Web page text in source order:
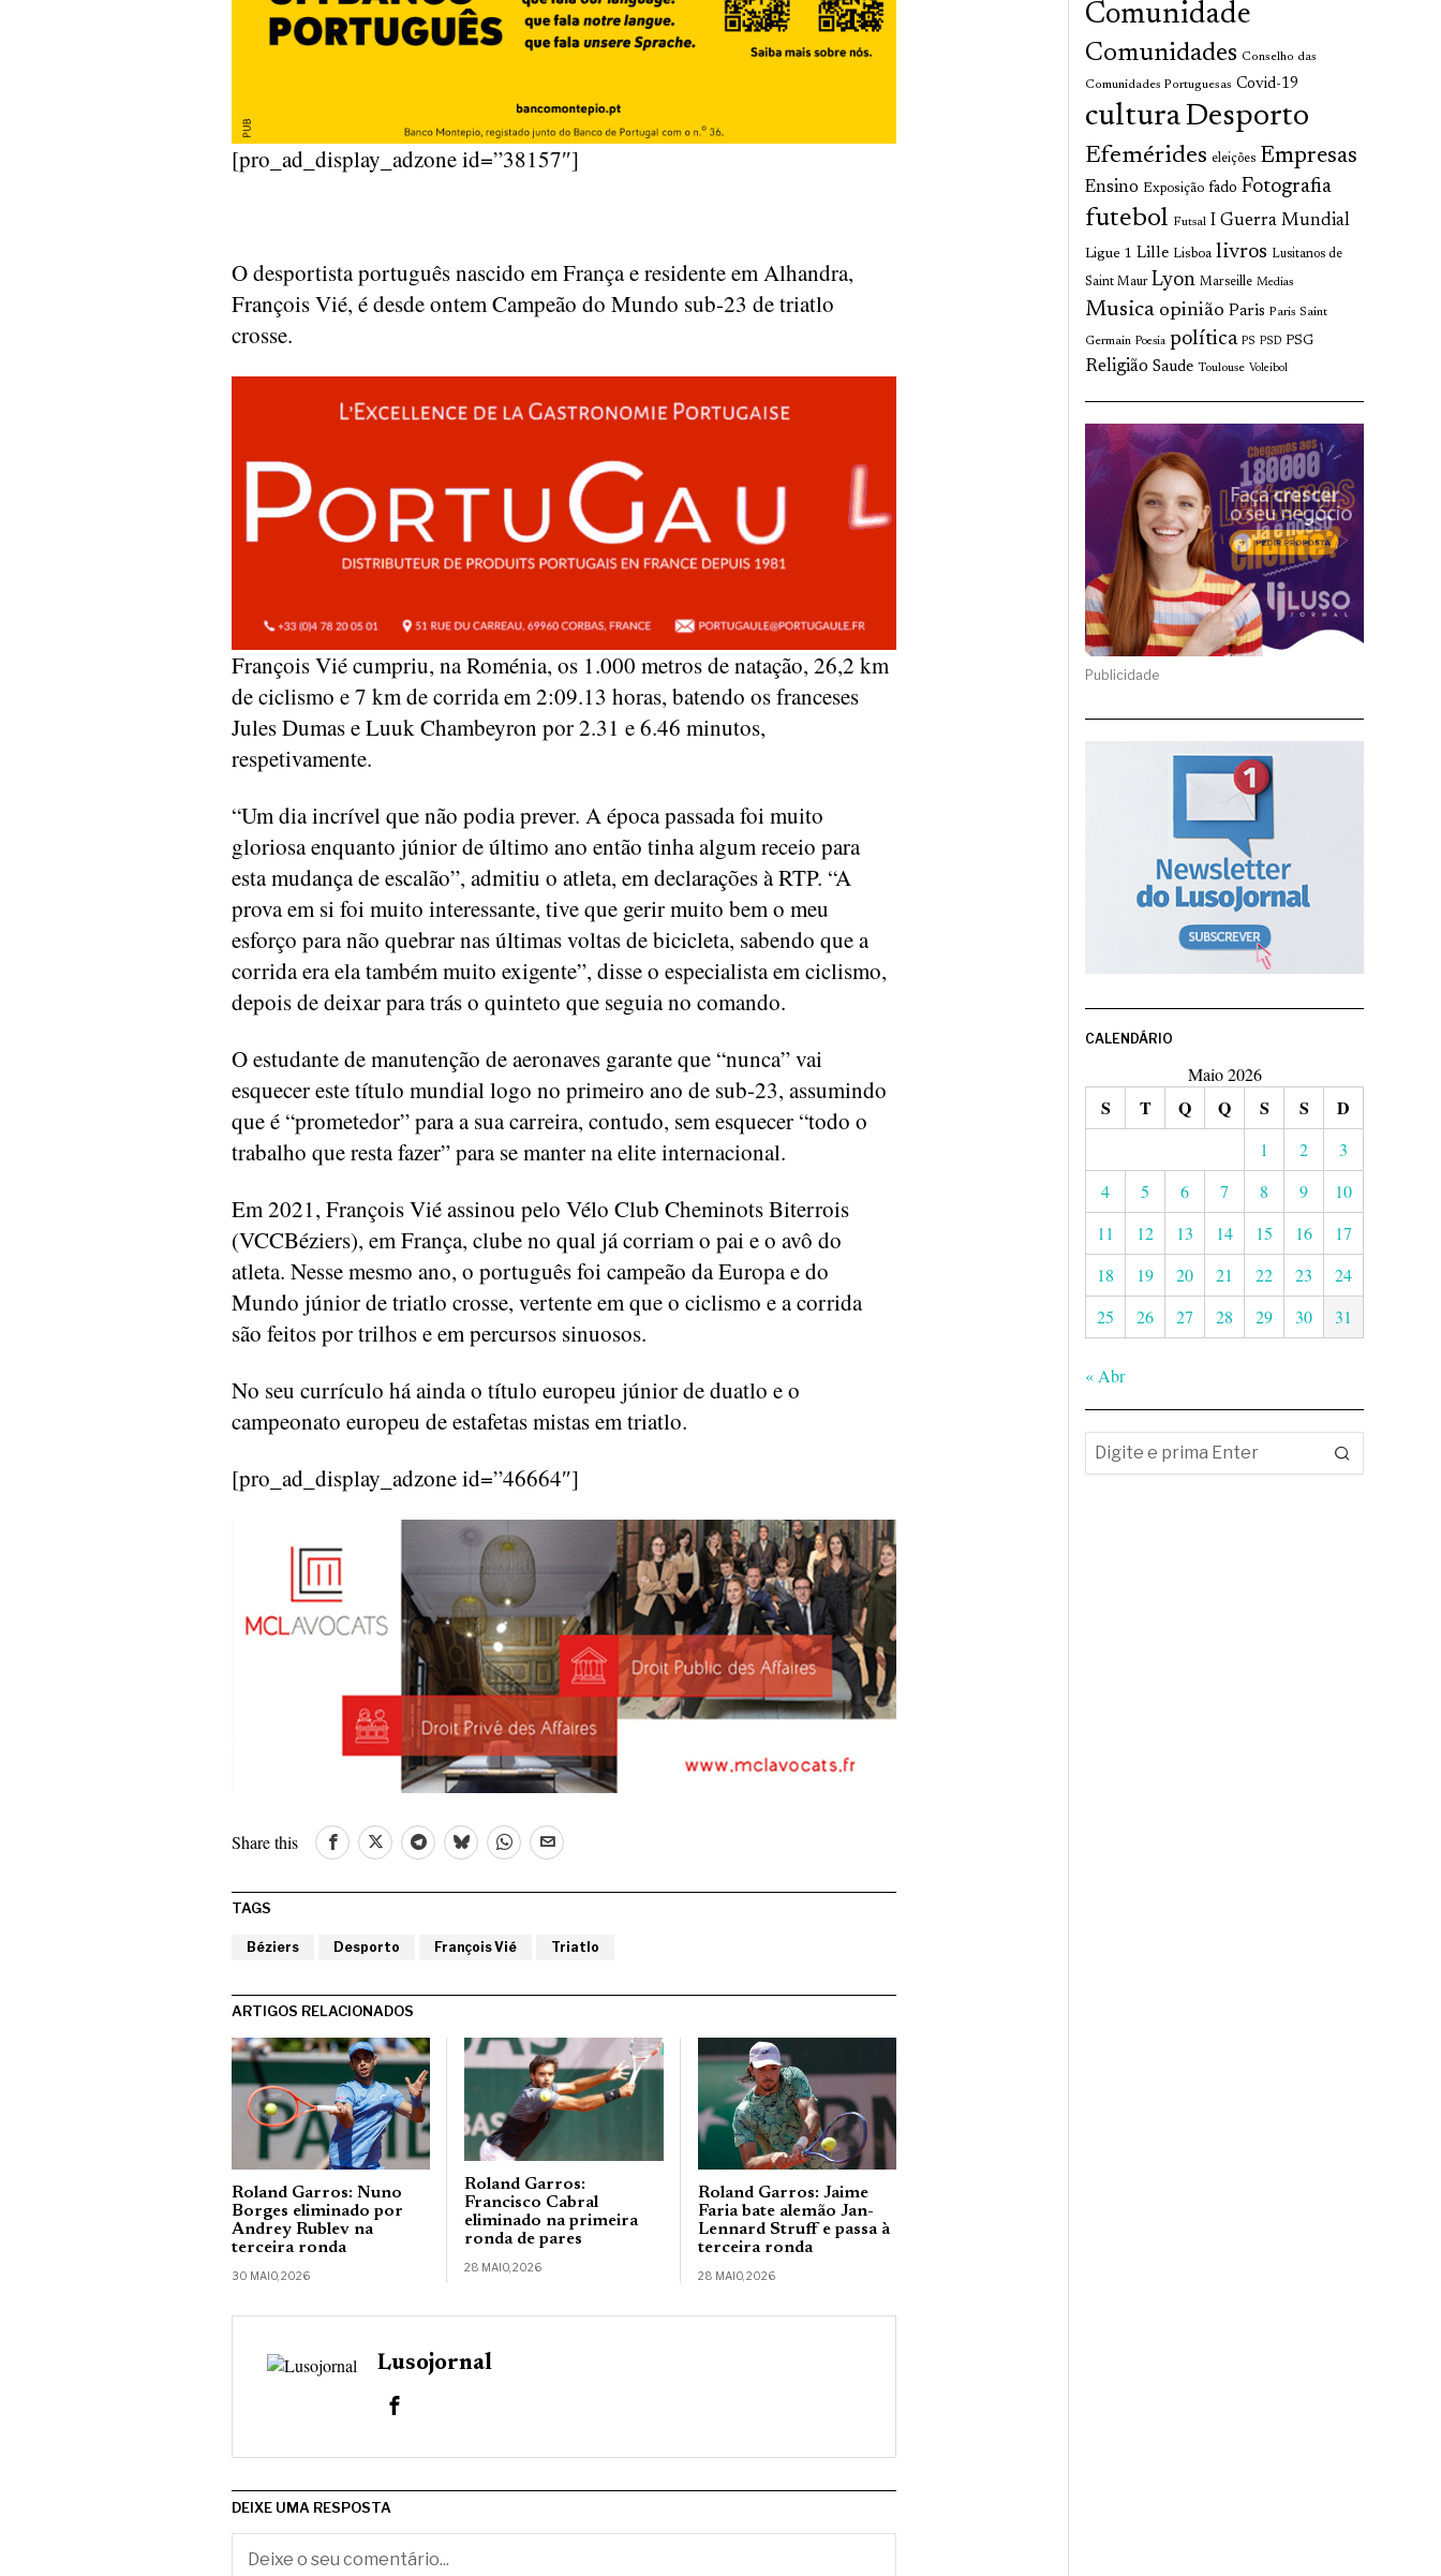
[pro_ad_display_adzone id=”38157″]
O desportista português nascido em França e residente em Alhandra,
François Vié, é desde ontem Campeão do Mundo sub-23 de triatlo
crosse.
François Vié cumpriu, na Roménia, os 1.000 metros de natação, 26,2 km
de ciclismo e 7 km de corrida em 2:09.13 horas, batendo os franceses
Jules Dumas e Luuk Chambeyron por 2.31 e 6.46 minutos,
respetivamente.
“Um dia incrível que não podia prever. A época passada foi muito
gloriosa enquanto júnior de último ano então tinha algum receio para
esta mudança de escalão”, admitiu o atleta, em declarações à RTP. “A
prova em si foi muito interessante, tive que gerir muito bem o meu
esforço para não quebrar nas últimas voltas de bicicleta, sabendo que a
corrida era ela também muito exigente”, disse o especialista em ciclismo,
depois de deixar para trás o quinteto que seguia no comando.
O estudante de manutenção de aeronaves garante que “nunca” vai
esquecer este título mundial logo no primeiro ano de sub-23, assumindo
que é “prometedor” para a sua carreira, contudo, sem esquecer “todo o
trabalho que resta fazer” para se manter na elite internacional.
Em 2021, François Vié assinou pelo Vélo Club Cheminots Biterrois
(VCCBéziers), em França, clube no qual já corriam o pai e o avô do
atleta. Nesse mesmo ano, o português foi campeão da Europa e do
Mundo júnior de triatlo crosse, vertente em que o ciclismo e a corrida
são feitos por trilhos e em percursos sinuosos.
No seu currículo há ainda o título europeu júnior de duatlo e o
campeonato europeu de estafetas mistas em triatlo.
[pro_ad_display_adzone id=”46664″]
Share this
TAGS
Béziers Desporto François Vié Triatlo
ARTIGOS RELACIONADOS
Roland Garros: Nuno
Borges eliminado por
Andrey Rublev na
terceira ronda
30 MAIO, 2026
Roland Garros:
Francisco Cabral
eliminado na primeira
ronda de pares
28 MAIO, 2026
Roland Garros: Jaime
Faria bate alemão Jan-
Lennard Struff e passa à
terceira ronda
28 MAIO, 2026
Lusojornal
DEIXE UMA RESPOSTA
Comunidade
Comunidades Conselho das
Comunidades Portuguesas Covid-19
culturaDesporto
Efemérides eleições Empresas
Ensino Exposição fado Fotografia
futebol Futsal I Guerra Mundial
Ligue 1 Lille Lisboa livros Lusitanos de
Saint Maur Lyon Marseille Medias
Musica opinião Paris Paris Saint
Germain Poesia política PS PSD PSG
Religião Saude Toulouse Voleibol
Publicidade
CALENDÁRIO
Maio 2026
S T Q Q S S D
1 2
3
4
5 6 7 8 9
10
11
12 13 14 15 16
17
18
19 20 21 22 23
24
25
26 27 28 29 30 31
« Abr